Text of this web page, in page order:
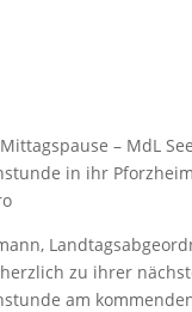
– MdL
in ihr
zu ihrer
am